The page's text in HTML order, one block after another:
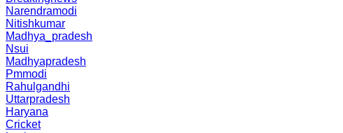
Narendramodi
Nitishkumar
Madhya_pradesh
Nsui
Madhyapradesh
Pmmodi
Rahulgandhi
Uttarpradesh
Haryana
Cricket